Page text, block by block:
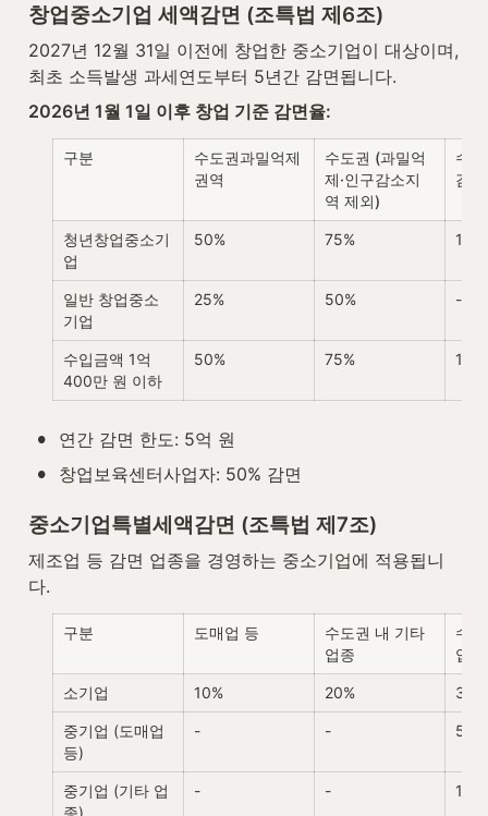
창업중소기업 세액감면 (조특법 제6조)
2027년 12월 31일 이전에 창업한 중소기업이 대상이며,
최초 소득발생 과세연도부터 5년간 감면됩니다.
2026년 1월 1일 이후 창업 기준 감면율:
구분
수도권과밀억제
권역
수도권 (과밀억
제·인구감소지
역 제외)
수
감
청년창업중소기
업
50% 75%
일반 창업중소
기업
25% 50% -
수입금액 1억
400만 원 이하
50% 75%
• 연간 감면 한도: 5억 원
• 창업보육센터사업자: 50% 감면
중소기업특별세액감면 (조특법 제7조)
제조업 등 감면 업종을 경영하는 중소기업에 적용됩니
다.
구분 도매업 등
수도권 내 기타
업종
수
업종
소기업 10% 20% 30%
중기업 (도매업
등)
- - 5%
중기업 (기타 업
종)
- - 15%